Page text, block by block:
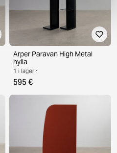
Arper Paravan High Metal
hylla
1 i lager ·
595 €